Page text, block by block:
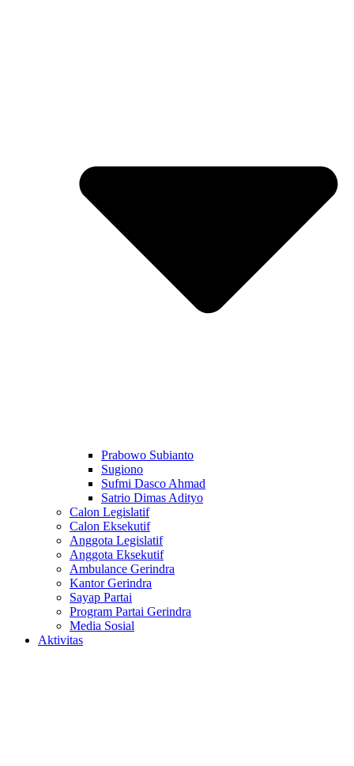
Prabowo Subianto
Sugiono
Sufmi Dasco Ahmad
Satrio Dimas Adityo
Calon Legislatif
Calon Eksekutif
Anggota Legislatif
Anggota Eksekutif
Ambulance Gerindra
Kantor Gerindra
Sayap Partai
Program Partai Gerindra
Media Sosial
Aktivitas